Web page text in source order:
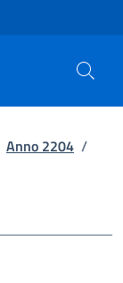
Anno 2204 /